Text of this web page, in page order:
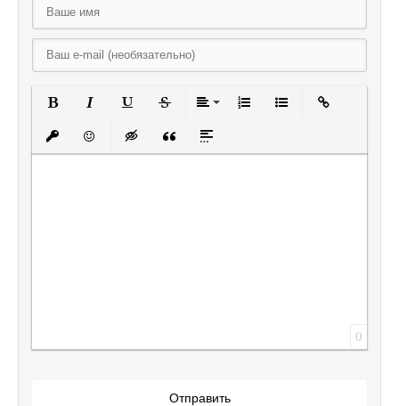
Вставить защищенную ссылку
Вставить смайлик
Вставка скрытого текста
Вставка цитаты
Вставка спойлера
0
Отправить